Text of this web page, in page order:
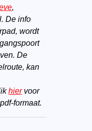
,
De info
wordt
De
kan
hiervoor
formaat.